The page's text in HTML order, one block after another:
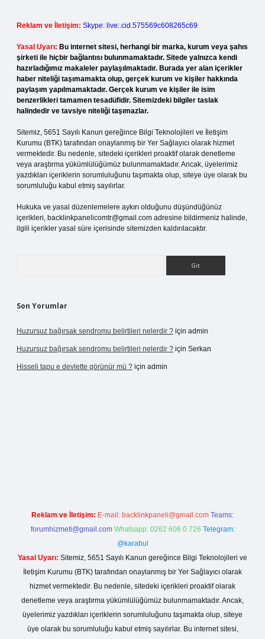
Reklam ve İletişim: Skype: live:.cid.575569c608265c69
Yasal Uyarı: Bu internet sitesi, herhangi bir marka, kurum veya şahıs
şirketi ile hiçbir bağlantısı bulunmamaktadır. Sitede yalnızca kendi
hazırladığımız makaleler paylaşılmaktadır. Burada yer alan içerikler
haber niteliği taşımamakta olup, gerçek kurum ve kişiler hakkında
paylaşım yapılmamaktadır. Gerçek kurum ve kişiler ile isim
benzerlikleri tamamen tesadüfidir. Sitemizdeki bilgiler taslak
halindedir ve tavsiye niteliği taşımazlar.
Sitemiz, 5651 Sayılı Kanun gereğince Bilgi Teknolojileri ve İletişim
Kurumu (BTK) tarafından onaylanmış bir Yer Sağlayıcı olarak hizmet
vermektedir. Bu nedenle, sitedeki içerikleri proaktif olarak denetleme
veya araştırma yükümlülüğümüz bulunmamaktadır. Ancak, üyelerimiz
yazdıkları içeriklerin sorumluluğunu taşımakta olup, siteye üye olarak bu
sorumluluğu kabul etmiş sayılırlar.
Hukuka ve yasal düzenlemelere aykırı olduğunu düşündüğünüz
içerikleri, backlinkpanelicomtr@gmail.com adresine bildirmeniz halinde,
ilgili içerikler yasal süre içerisinde sitemizden kaldırılacaktır.
Son Yorumlar
Huzursuz bağırsak sendromu belirtileri nelerdir ? için admin
Huzursuz bağırsak sendromu belirtileri nelerdir ? için Serkan
Hisseli tapu e devlette görünür mü ? için admin
Reklam ve İletişim: E-mail: backlinkpaneli@gmail.com Teams:
forumhizmeti@gmail.com Whatsapp: 0262 606 0 726 Telegram:
@karabul
Yasal Uyarı: Sitemiz, 5651 Sayılı Kanun gereğince Bilgi Teknolojileri ve
İletişim Kurumu (BTK) tarafından onaylanmış bir Yer Sağlayıcı olarak
hizmet vermektedir. Bu nedenle, sitedeki içerikleri proaktif olarak
denetleme veya araştırma yükümlülüğümüz bulunmamaktadır. Ancak,
üyelerimiz yazdıkları içeriklerin sorumluluğunu taşımakta olup, siteye
üye olarak bu sorumluluğu kabul etmiş sayılırlar. Bu internet sitesi,